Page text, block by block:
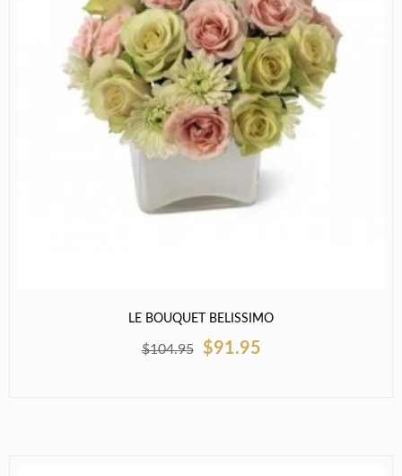
LE BOUQUET BELISSIMO
$104.95 $91.95